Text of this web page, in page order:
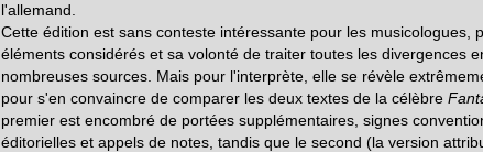
l'allemand.
Cette édition est sans conteste intéressante pour les musicologues,
éléments considérés et sa volonté de traiter toutes les divergences
nombreuses sources. Mais pour l'interprète, elle se révèle
pour s'en convaincre de comparer les deux textes de la célèbre
premier est encombré de portées supplémentaires, signes
éditorielles et appels de notes, tandis que le second (la version